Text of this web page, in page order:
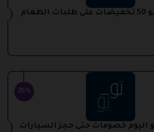
25%
اليوم خصومات حتى حجز السيارات